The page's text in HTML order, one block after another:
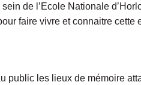
de l’Ecole Nationale
faire vivre et connaitre cette
public les lieux de mémoire